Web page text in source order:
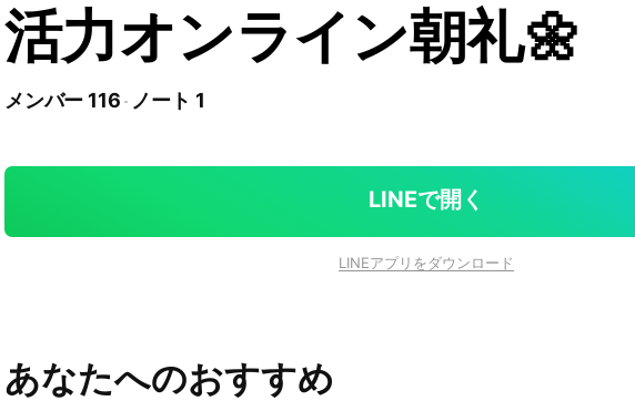
活力オンライン朝礼🌼
メンバー 116 ノート 1
LINEで開く
LINEアプリをダウンロード
あなたへのおすすめ